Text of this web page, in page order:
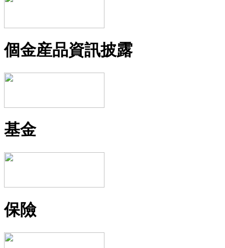
個金産品資訊披露
基金
保險